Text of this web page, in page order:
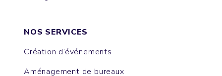
NOS SERVICES
Création d’événements
Aménagement de bureaux